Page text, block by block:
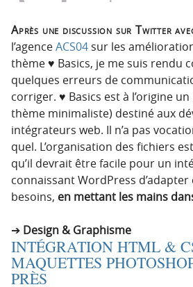
Après une discussion sur Twitter
l’agenceACS04 sur les
thème ♥ Basics, je me suis rendu
quelques erreurs de
corriger. ♥ Basics est à l’origine un
thème minimaliste) destiné aux
intégrateurs web. Il n’a pas
quel. L’organisation des fichiers
qu’il devrait être facile pour un
connaissant WordPress d’adapter
besoins, en mettant les mains
Design & Graphisme
INTÉGRATION HTML &
MAQUETTES
PRÈS